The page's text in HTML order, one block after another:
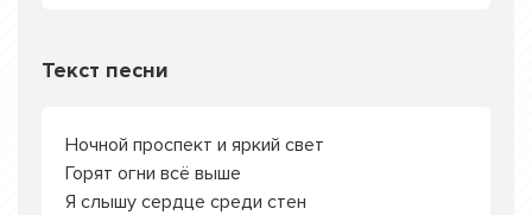
Текст песни
Ночной проспект и яркий свет
Горят огни всё выше
Я слышу сердце среди стен